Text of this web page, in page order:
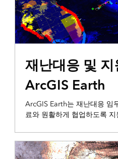
재난대응 및
ArcGIS Earth
ArcGIS Earth는 재난대응 임
료와 원활하게 협업하도록